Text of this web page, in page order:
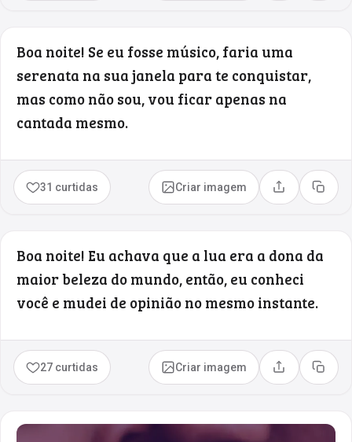
Boa noite! Se eu fosse músico, faria uma
serenata na sua janela para te conquistar,
mas como não sou, vou ficar apenas na
cantada mesmo.
31 curtidas Criar imagem Compartilhar
Copiar
Boa noite! Eu achava que a lua era a dona da
maior beleza do mundo, então, eu conheci
você e mudei de opinião no mesmo instante.
27 curtidas Criar imagem Compartilhar
Copiar